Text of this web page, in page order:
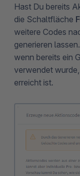
Hast Du bereits
die Schaltfläche
weitere Codes
generieren
wenn bereits ein
verwendet
erreicht ist.